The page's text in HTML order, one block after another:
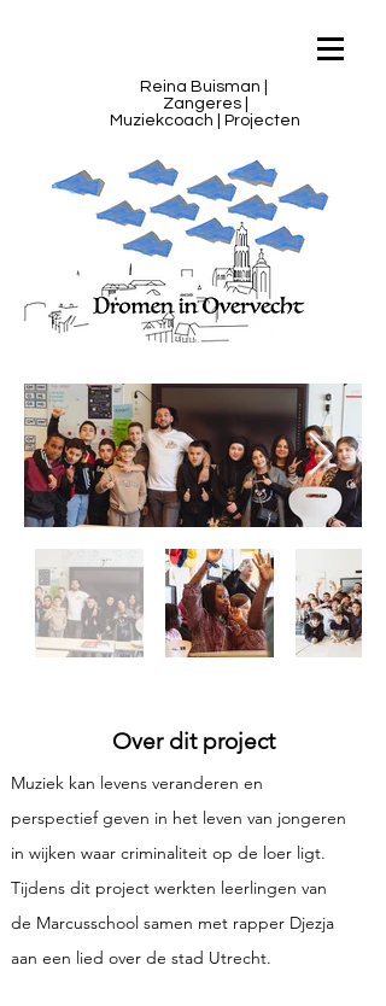
Reina Buisman |
Zangeres |
Muziekcoach | Projecten
Over dit project
Muziek kan levens veranderen en
perspectief geven in het leven van jongeren
in wijken waar criminaliteit op de loer ligt.
Tijdens dit project werkten leerlingen van
de Marcusschool samen met rapper Djezja
aan een lied over de stad Utrecht.